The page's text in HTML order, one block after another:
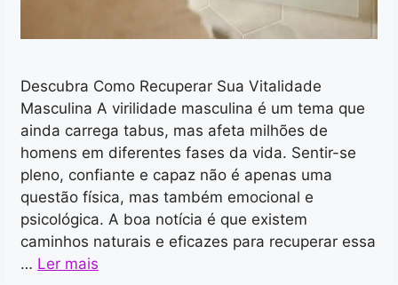
Descubra Como Recuperar Sua Vitalidade
Masculina A virilidade masculina é um tema que
ainda carrega tabus, mas afeta milhões de
homens em diferentes fases da vida. Sentir-se
pleno, confiante e capaz não é apenas uma
questão física, mas também emocional e
psicológica. A boa notícia é que existem
caminhos naturais e eficazes para recuperar essa
… Ler mais